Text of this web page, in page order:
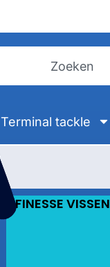
Terminal tackle
FINESSE VISSEN